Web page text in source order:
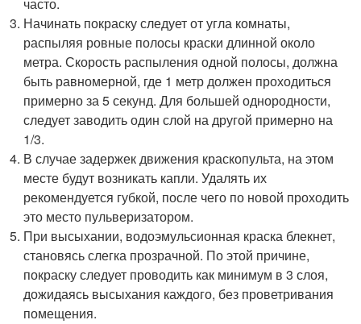
часто.
Начинать покраску следует от угла комнаты,
распыляя ровные полосы краски длинной около
метра. Скорость распыления одной полосы, должна
быть равномерной, где 1 метр должен проходиться
примерно за 5 секунд. Для большей однородности,
следует заводить один слой на другой примерно на
1/3.
В случае задержек движения краскопульта, на этом
месте будут возникать капли. Удалять их
рекомендуется губкой, после чего по новой проходить
это место пульверизатором.
При высыхании, водоэмульсионная краска блекнет,
становясь слегка прозрачной. По этой причине,
покраску следует проводить как минимум в 3 слоя,
дожидаясь высыхания каждого, без проветривания
помещения.